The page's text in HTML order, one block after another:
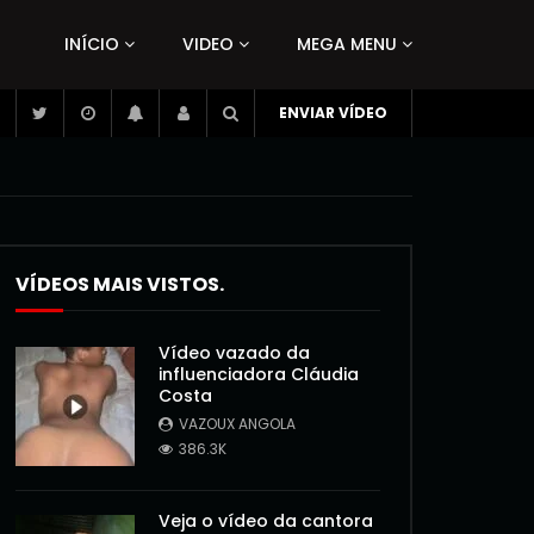
INÍCIO VIDEO MEGA MENU
ENVIAR VÍDEO
VÍDEOS MAIS VISTOS.
Vídeo vazado da
influenciadora Cláudia
Costa
VAZOUX ANGOLA
386.3K
Veja o vídeo da cantora